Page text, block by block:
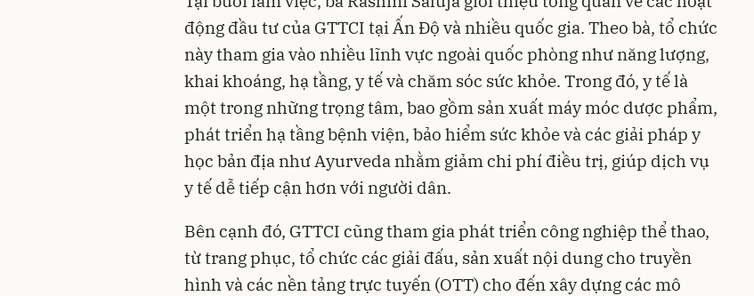
động đầu tư của GTTCI tại Ấn Độ và nhiều quốc gia. Theo bà, tổ chức
này tham gia vào nhiều lĩnh vực ngoài quốc phòng như năng lượng,
khai khoáng, hạ tầng, y tế và chăm sóc sức khỏe. Trong đó, y tế là
một trong những trọng tâm, bao gồm sản xuất máy móc dược phẩm,
phát triển hạ tầng bệnh viện, bảo hiểm sức khỏe và các giải pháp y
học bản địa như Ayurveda nhằm giảm chi phí điều trị, giúp dịch vụ
y tế dễ tiếp cận hơn với người dân.
Bên cạnh đó, GTTCI cũng tham gia phát triển công nghiệp thể thao,
từ trang phục, tổ chức các giải đấu, sản xuất nội dung cho truyền
hình và các nền tảng trực tuyến (OTT) cho đến xây dựng các mô